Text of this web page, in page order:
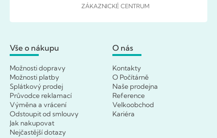
ZÁKAZNICKÉ CENTRUM
Vše o nákupu
Možnosti dopravy
Možnosti platby
Splátkový prodej
Průvodce reklamací
Výměna a vrácení
Odstoupit od smlouvy
Jak nakupovat
Nejčastější dotazy
O nás
Kontakty
O Počítárně
Naše prodejna
Reference
Velkoobchod
Kariéra